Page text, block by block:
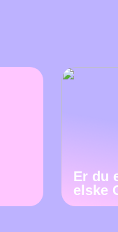
Er du
elske